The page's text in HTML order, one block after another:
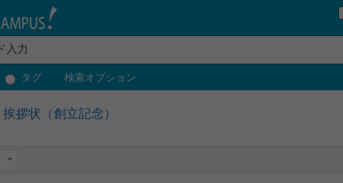
タグ 検索オプション
挨拶状（創立記念）